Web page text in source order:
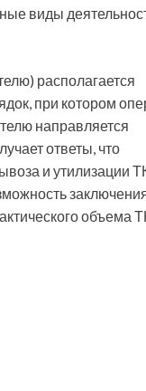
виды
располагается
при котором
направляется
ответы, что
и утилизации
объема